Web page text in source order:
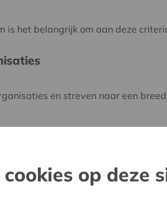
het belangrijk om aan deze
en streven naar een
in dit project?
cookies op deze